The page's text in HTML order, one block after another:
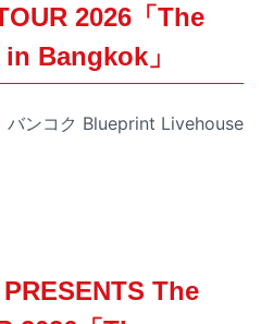
2026「The
Bangkok」
バンコク Blueprint Livehouse
The